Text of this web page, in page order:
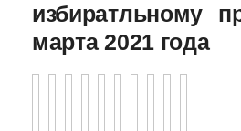
марта 2021 года